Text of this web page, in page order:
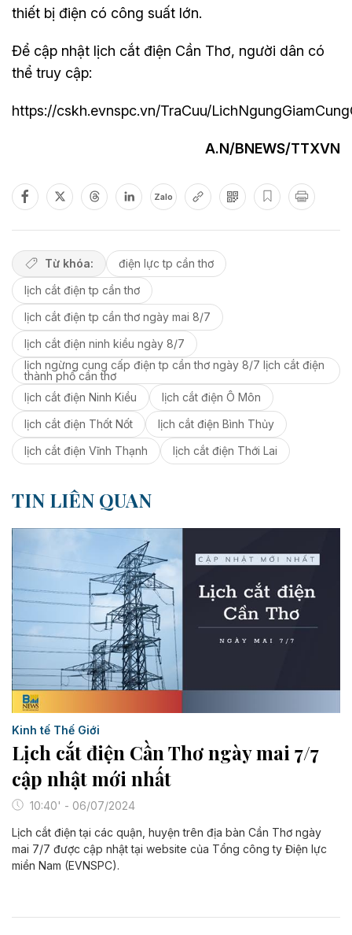
thiết bị điện có công suất lớn.
Để cập nhật lịch cắt điện Cần Thơ, người dân có
thể truy cập:
https://cskh.evnspc.vn/TraCuu/
A.N/BNEWS/TTXVN
Zalo
Từ khóa:
điện lực tp cần thơ
lịch cắt điện tp cần thơ
lịch cắt điện tp cần thơ ngày mai 8/7
lịch cắt điện ninh kiều ngày 8/7
lịch ngừng cung cấp điện tp cần thơ ngày 8/7 lịch cắt điện
thành phố cần thơ
lịch cắt điện Ninh Kiều
lịch cắt điện Ô Môn
lịch cắt điện Thốt Nốt
lịch cắt điện Bình Thủy
lịch cắt điện Vĩnh Thạnh
lịch cắt điện Thới Lai
TIN LIÊN QUAN
Kinh tế Thế Giới
Lịch cắt điện Cần Thơ ngày mai 7/7
cập nhật mới nhất
10:40' - 06/07/2024
Lịch cắt điện tại các quận, huyện trên địa bàn Cần Thơ ngày
mai 7/7 được cập nhật tại website của Tổng công ty Điện lực
miền Nam (EVNSPC).